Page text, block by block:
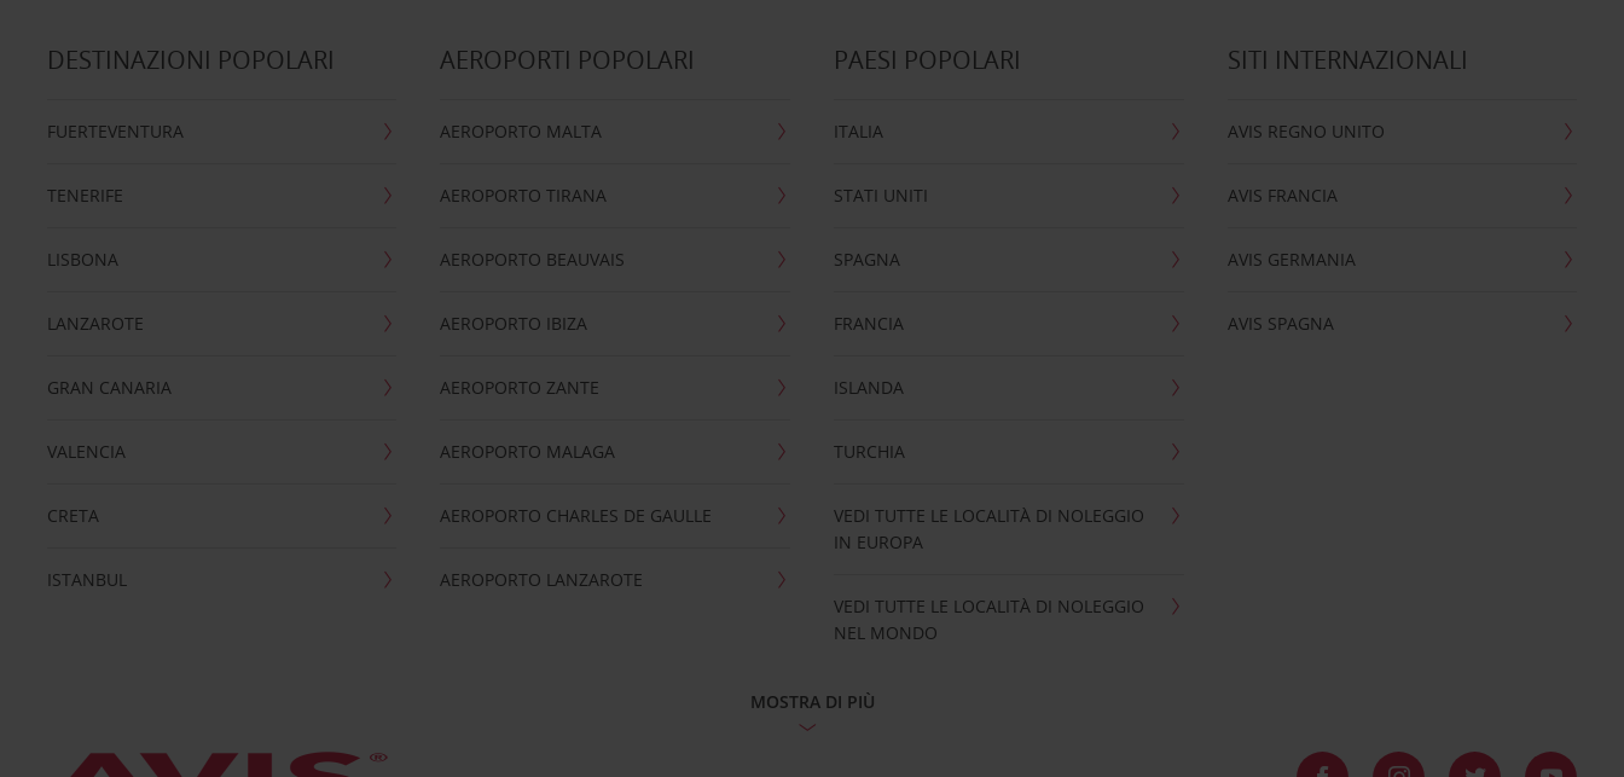
DESTINAZIONI POPOLARI
FUERTEVENTURA
TENERIFE
LISBONA
LANZAROTE
GRAN CANARIA
VALENCIA
CRETA
ISTANBUL
AEROPORTI POPOLARI
AEROPORTO MALTA
AEROPORTO TIRANA
AEROPORTO BEAUVAIS
AEROPORTO IBIZA
AEROPORTO ZANTE
AEROPORTO MALAGA
AEROPORTO CHARLES DE GAULLE
AEROPORTO LANZAROTE
PAESI POPOLARI
ITALIA
STATI UNITI
SPAGNA
FRANCIA
ISLANDA
TURCHIA
VEDI TUTTE LE LOCALITÀ DI NOLEGGIO
IN EUROPA
VEDI TUTTE LE LOCALITÀ DI NOLEGGIO
NEL MONDO
SITI INTERNAZIONALI
AVIS REGNO UNITO
AVIS FRANCIA
AVIS GERMANIA
AVIS SPAGNA
MOSTRA DI PIÙ